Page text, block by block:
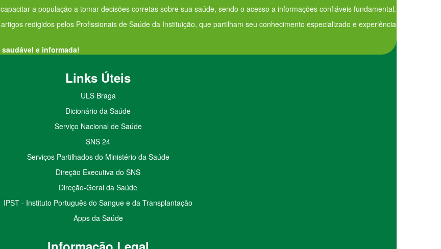
a população a tomar decisões corretas sobre sua saúde, sendo o acesso a informações confiáveis fundamental.
redigidos pelos Profissionais de Saúde da Instituição, que partilham seu conhecimento especializado e experiência
e informada!
Links Úteis
ULS Braga
Dicionário da Saúde
Serviço Nacional de Saúde
SNS 24
Serviços Partilhados do Ministério da Saúde
Direção Executiva do SNS
Direção-Geral da Saúde
IPST - Instituto Português do Sangue e da Transplantação
Apps da Saúde